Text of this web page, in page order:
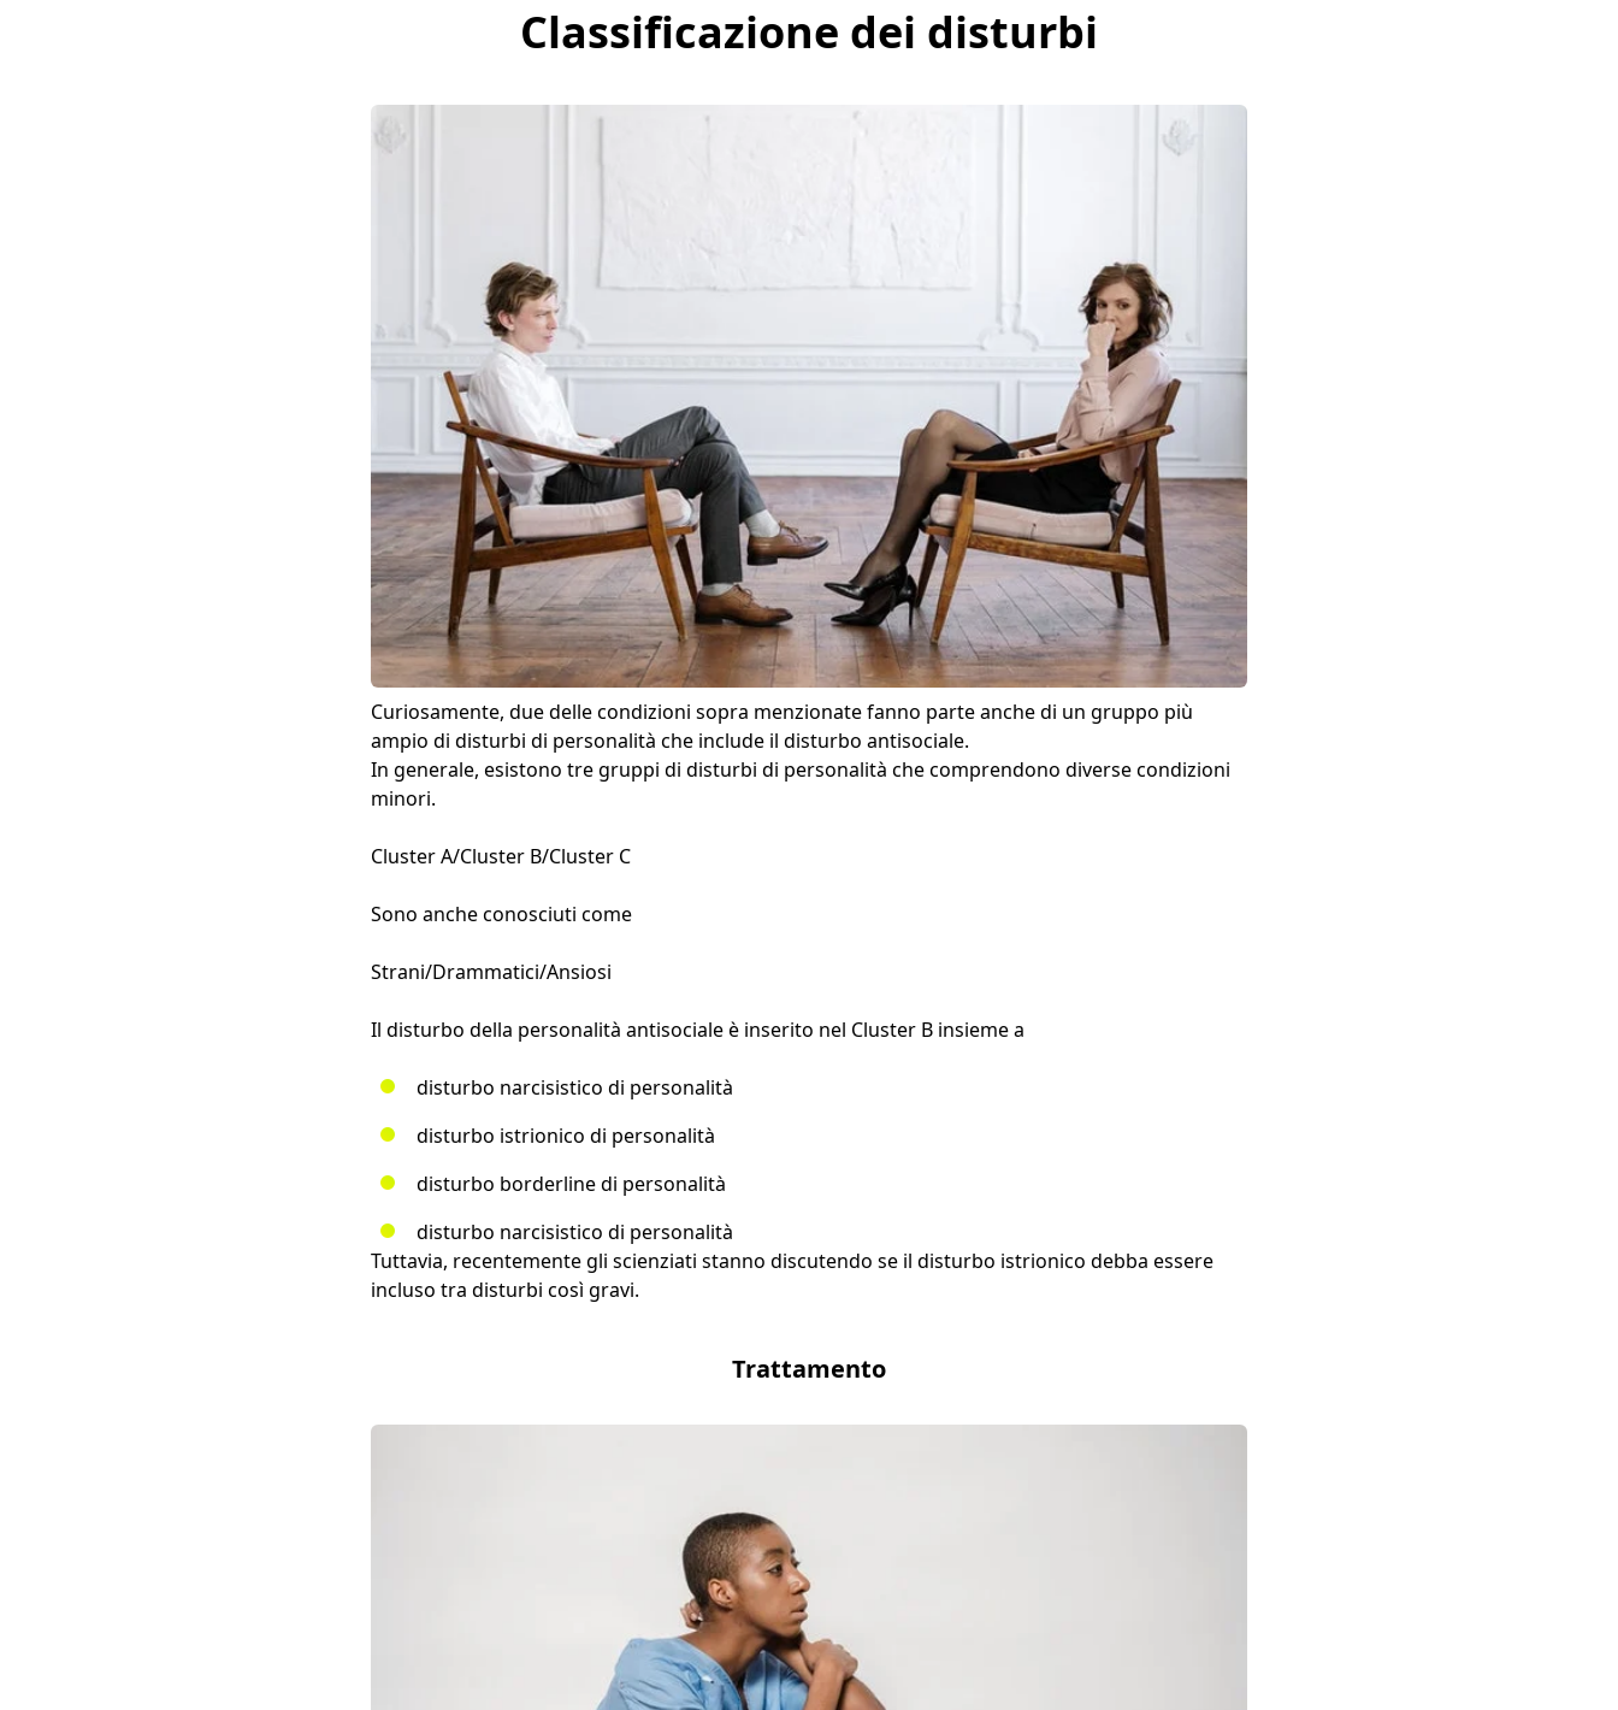
Classificazione dei disturbi
Curiosamente, due delle condizioni sopra menzionate fanno parte anche di un gruppo più
ampio di disturbi di personalità che include il disturbo antisociale.
In generale, esistono tre gruppi di disturbi di personalità che comprendono diverse condizioni
minori.
Cluster A/Cluster B/Cluster C
Sono anche conosciuti come
Strani/Drammatici/Ansiosi
Il disturbo della personalità antisociale è inserito nel Cluster B insieme a
disturbo narcisistico di personalità
disturbo istrionico di personalità
disturbo borderline di personalità
disturbo narcisistico di personalità
Tuttavia, recentemente gli scienziati stanno discutendo se il disturbo istrionico debba essere
incluso tra disturbi così gravi.
Trattamento